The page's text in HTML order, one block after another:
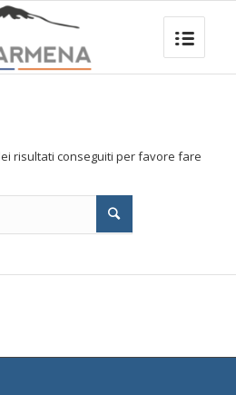
risultati conseguiti per favore fare